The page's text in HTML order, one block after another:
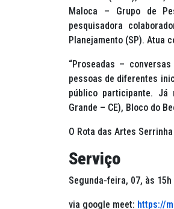
Maloca – Grupo de
pesquisadora
Planejamento (SP). Atua
“Proseadas –
pessoas de diferentes
público participante. Já
Grande – CE), Bloco do
O Rota das Artes
Serviço
Segunda-feira, 07, às 15h
via google meet: https://